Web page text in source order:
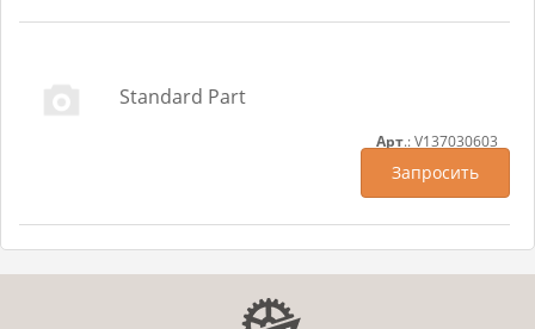
Standard Part
Арт.: V137030603
Запросить